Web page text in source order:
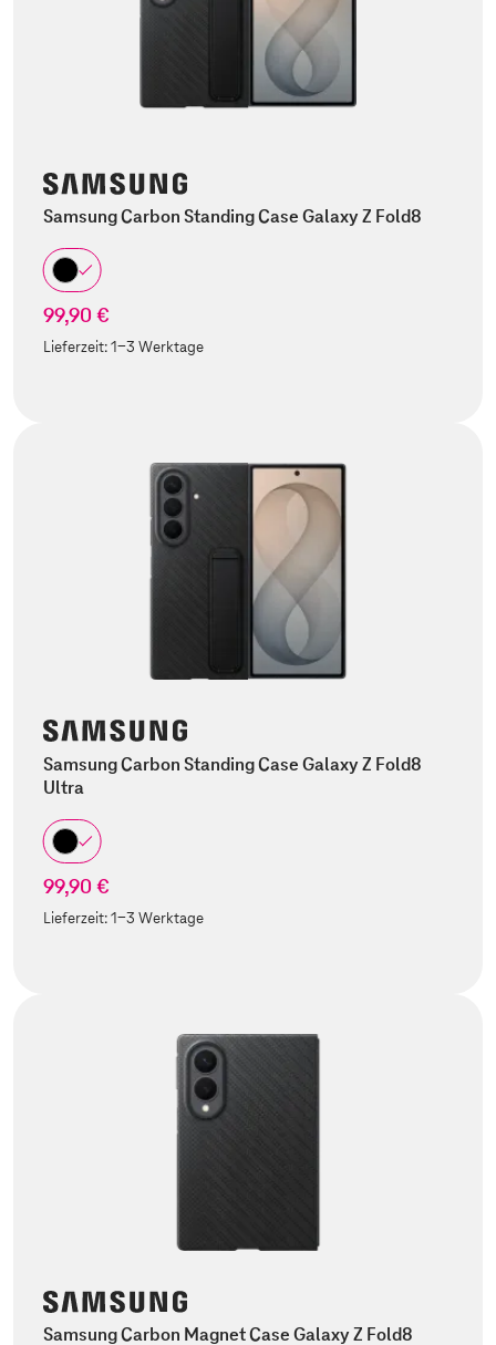
Samsung Carbon Standing Case Galaxy Z Fold8
99,90 €
Lieferzeit:1-3 Werktage
Samsung Carbon Standing Case Galaxy Z Fold8
Ultra
99,90 €
Lieferzeit:1-3 Werktage
Samsung Carbon Magnet Case Galaxy Z Fold8